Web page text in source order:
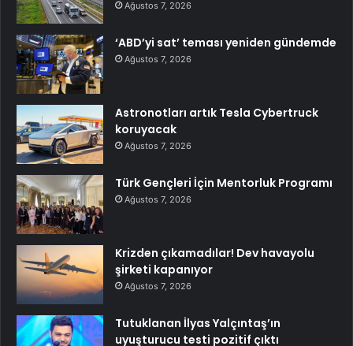
Ağustos 7, 2026
‘ABD’yi sat’ teması yeniden gündemde
Ağustos 7, 2026
Astronotları artık Tesla Cybertruck
koruyacak
Ağustos 7, 2026
Türk Gençleri İçin Mentorluk Programı
Ağustos 7, 2026
Krizden çıkamadılar! Dev havayolu
şirketi kapanıyor
Ağustos 7, 2026
Tutuklanan İlyas Yalçıntaş’ın
uyuşturucu testi pozitif çıktı